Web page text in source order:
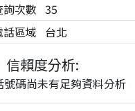
詢次數 35
話區域 台北
信賴度分析:
號碼尚未有足夠資料分析